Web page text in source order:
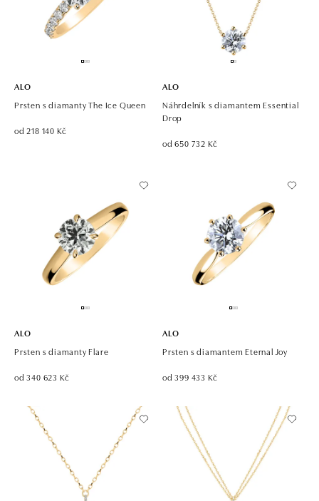
ALO
Prsten s diamanty The Ice Queen
od 218 140 Kč
ALO
Náhrdelník s diamantem Essential
Drop
od 650 732 Kč
ALO
Prsten s diamanty Flare
od 340 623 Kč
ALO
Prsten s diamantem Eternal Joy
od 399 433 Kč